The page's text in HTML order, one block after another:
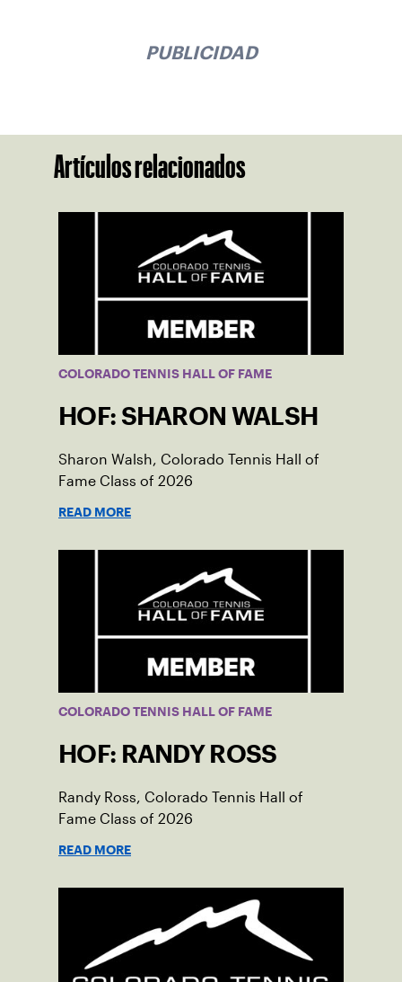
PUBLICIDAD
Artículos relacionados
COLORADO TENNIS HALL OF FAME
HOF: SHARON WALSH
Sharon Walsh, Colorado Tennis Hall of
Fame Class of 2026
READ MORE
COLORADO TENNIS HALL OF FAME
HOF: RANDY ROSS
Randy Ross, Colorado Tennis Hall of
Fame Class of 2026
READ MORE